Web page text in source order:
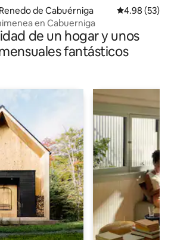
de Cabuérniga Calificación
4.98 (53)
en Cabuerniga
de un hogar y unos
fantásticos